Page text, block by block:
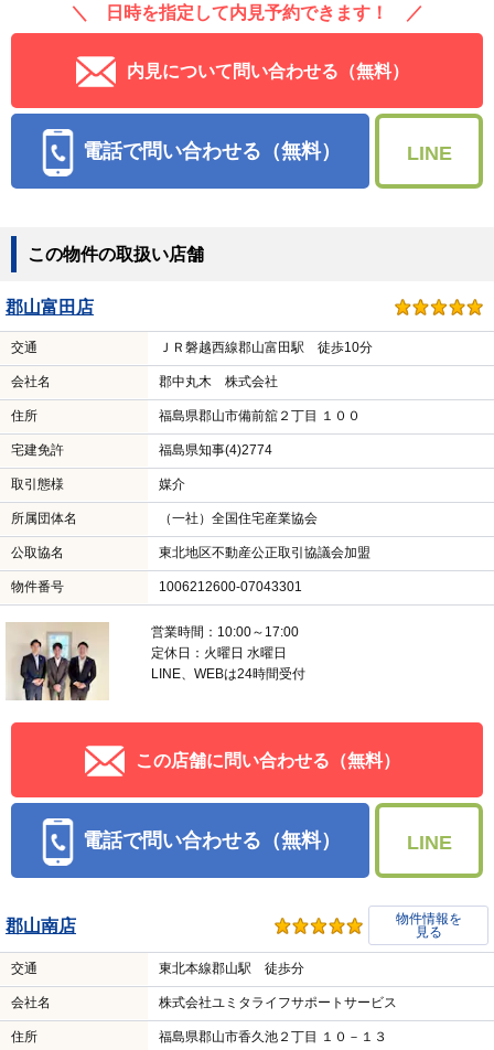
＼ 日時を指定して内見予約できます！ ／
内見について問い合わせる（無料）
電話で問い合わせる（無料） LINE
この物件の取扱い店舗
郡山富田店
交通 ＪＲ磐越西線郡山富田駅 徒歩10分
会社名 郡中丸木 株式会社
住所 福島県郡山市備前舘２丁目 １００
宅建免許 福島県知事(4)2774
取引態様 媒介
所属団体名 （一社）全国住宅産業協会
公取協名 東北地区不動産公正取引協議会加盟
物件番号 1006212600-07043301
営業時間：10:00～17:00
定休日：火曜日 水曜日
LINE、WEBは24時間受付
この店舗に問い合わせる（無料）
電話で問い合わせる（無料） LINE
郡山南店
物件情報を
見る
交通 東北本線郡山駅 徒歩分
会社名 株式会社ユミタライフサポートサービス
住所 福島県郡山市香久池２丁目 １０－１３